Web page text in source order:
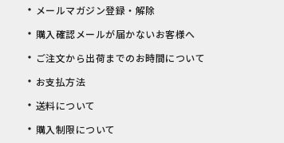
メールマガジン登録・解除
購入確認メールが届かないお客様へ
ご注文から出荷までのお時間について
お支払方法
送料について
購入制限について